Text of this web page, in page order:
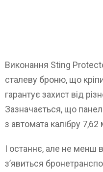
Виконання Sting
сталеву броню, що
гарантує захист від
Зазначається, що
з автомата калібру 7,62
І останнє, але не менш
з’явиться